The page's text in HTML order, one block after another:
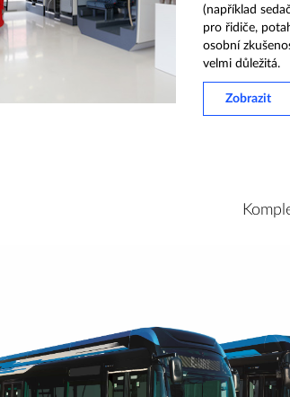
(například
pro řidiče,
osobní
velmi důležitá.
Zobrazit